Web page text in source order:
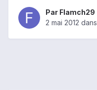
Par Flamch29
2 mai 2012 dans